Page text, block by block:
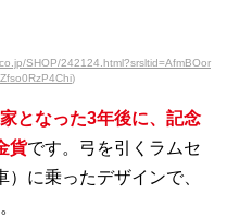
SHOP/242124.html?srsltid=AfmBOor
)
となった3年後に、記念
貨です。弓を引くラムセ
に乗ったデザインで、